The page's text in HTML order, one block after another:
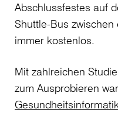
Abschlussfestes auf
Shuttle-Bus
immer kostenlos.
Mit zahlreichen
zum Ausprobieren
Gesundheitsinformatik